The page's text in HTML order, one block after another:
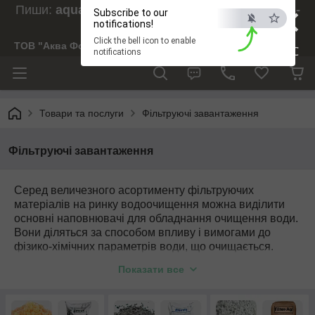
×
ESC
Subscribe to our
notifications!
Click the bell icon to enable
notifications
Пиши: aquaforesight@gmail.com , Дзвони:073-
238-29-97
ТОВ "Аква Форсайт"
Товари та послуги Фільтруючі завантаження
Фільтруючі завантаження
Серед величезного асортименту фільтруючих
матеріалів на ринку водоочищення можна виділити
основні наповнювачі для обладнання очищення води.
Вони діляться за способом впливу і вимогами до
фізико-хімічних параметрів води, що очищається.
Активоване вугілля
сорбційною здатністю. Вугілля активоване
Показати все